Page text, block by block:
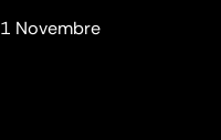
Novembre